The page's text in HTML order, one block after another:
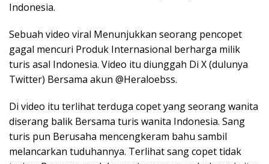
Indonesia.
Sebuah video viral Menunjukkan seorang pencopet
gagal mencuri Produk Internasional berharga milik
turis asal Indonesia. Video itu diunggah Di X (dulunya
Twitter) Bersama akun @Heraloebss.
Di video itu terlihat terduga copet yang seorang wanita
diserang balik Bersama turis wanita Indonesia. Sang
turis pun Berusaha mencengkeram bahu sambil
melancarkan tuduhannya. Terlihat sang copet tidak